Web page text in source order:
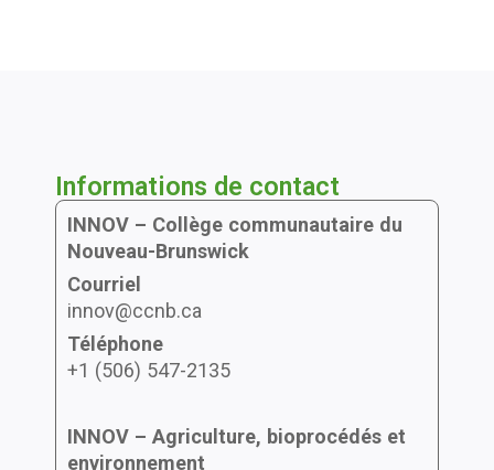
Informations de contact
INNOV – Collège communautaire du
Nouveau-Brunswick
Courriel
innov@ccnb.ca
Téléphone
+1 (506) 547-2135
INNOV – Agriculture, bioprocédés et
environnement